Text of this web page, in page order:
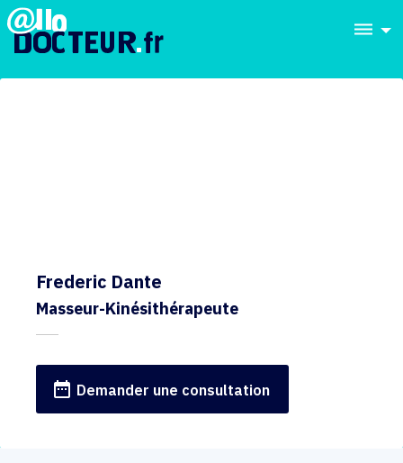
dehaze
Frederic Dante
Masseur-Kinésithérapeute
date_range Demander une consultation